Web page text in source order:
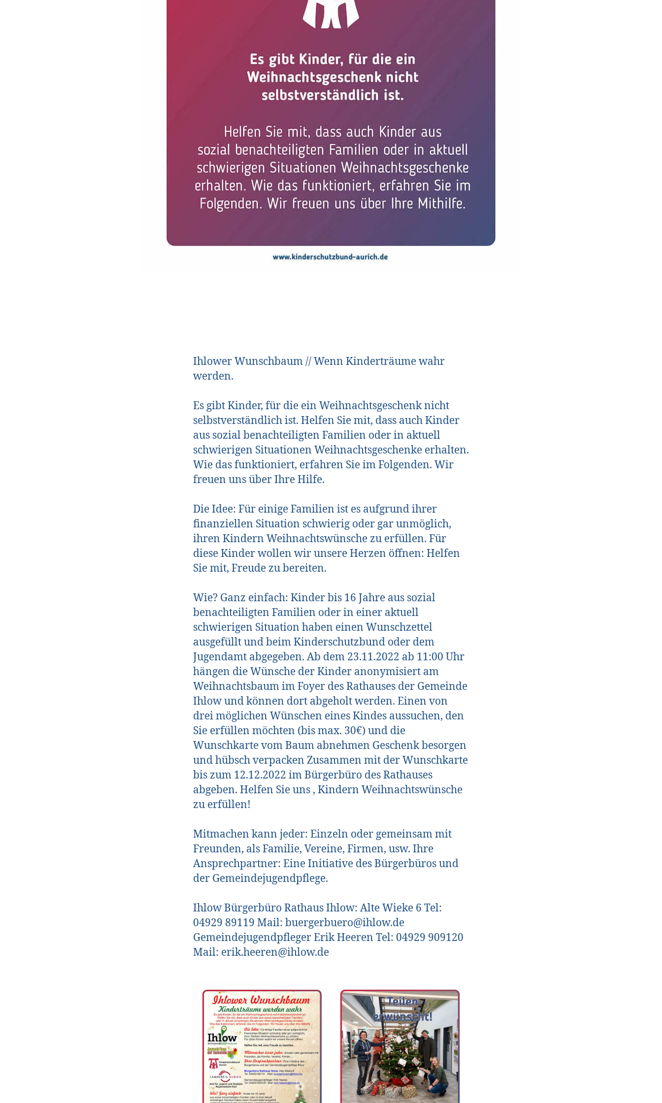
Ihlower Wunschbaum // Wenn Kinderträume wahr
werden.
Es gibt Kinder, für die ein Weihnachtsgeschenk nicht
selbstverständlich ist. Helfen Sie mit, dass auch Kinder
aus sozial benachteiligten Familien oder in aktuell
schwierigen Situationen Weihnachtsgeschenke erhalten.
Wie das funktioniert, erfahren Sie im Folgenden. Wir
freuen uns über Ihre Hilfe.
Die Idee: Für einige Familien ist es aufgrund ihrer
finanziellen Situation schwierig oder gar unmöglich,
ihren Kindern Weihnachtswünsche zu erfüllen. Für
diese Kinder wollen wir unsere Herzen öffnen: Helfen
Sie mit, Freude zu bereiten.
Wie? Ganz einfach: Kinder bis 16 Jahre aus sozial
benachteiligten Familien oder in einer aktuell
schwierigen Situation haben einen Wunschzettel
ausgefüllt und beim Kinderschutzbund oder dem
Jugendamt abgegeben. Ab dem 23.11.2022 ab 11:00 Uhr
hängen die Wünsche der Kinder anonymisiert am
Weihnachtsbaum im Foyer des Rathauses der Gemeinde
Ihlow und können dort abgeholt werden. Einen von
drei möglichen Wünschen eines Kindes aussuchen, den
Sie erfüllen möchten (bis max. 30€) und die
Wunschkarte vom Baum abnehmen Geschenk besorgen
und hübsch verpacken Zusammen mit der Wunschkarte
bis zum 12.12.2022 im Bürgerbüro des Rathauses
abgeben. Helfen Sie uns , Kindern Weihnachtswünsche
zu erfüllen!
Mitmachen kann jeder: Einzeln oder gemeinsam mit
Freunden, als Familie, Vereine, Firmen, usw. Ihre
Ansprechpartner: Eine Initiative des Bürgerbüros und
der Gemeindejugendpflege.
Ihlow Bürgerbüro Rathaus Ihlow: Alte Wieke 6 Tel:
04929 89119 Mail: buergerbuero@ihlow.de
Gemeindejugendpfleger Erik Heeren Tel: 04929 909120
Mail: erik.heeren@ihlow.de